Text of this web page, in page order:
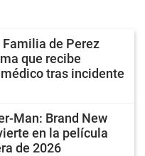
Familia de Perez
que recibe
tras incidente
Man: Brand New
en la película
de 2026